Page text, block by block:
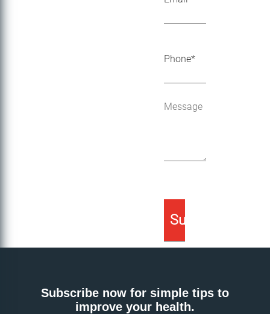
Subscribe now for simple tips to
improve your health.